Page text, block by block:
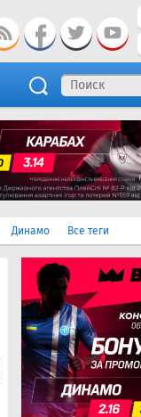
Динамо Все теги